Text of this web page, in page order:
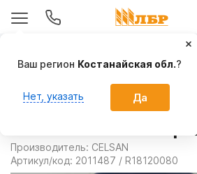
Диск вырезной
R18120080ce на
дисковые
Производитель: CELSAN
Артикул/код: 2011487 / R18120080
Ваш регион Костанайская обл.?
Нет, указать Да